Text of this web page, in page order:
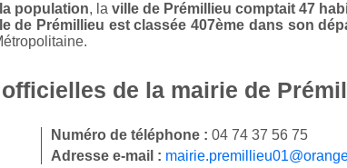
population, la ville de Prémillieu comptait 47
de Prémillieu est classée 407ème dans son
de la mairie de
Numéro de téléphone : 04 74 37 56 75
Adresse e-mail :